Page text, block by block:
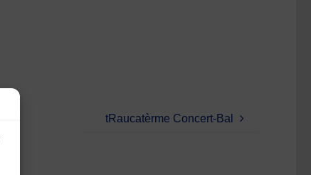
tRaucatèrme Concert-Bal